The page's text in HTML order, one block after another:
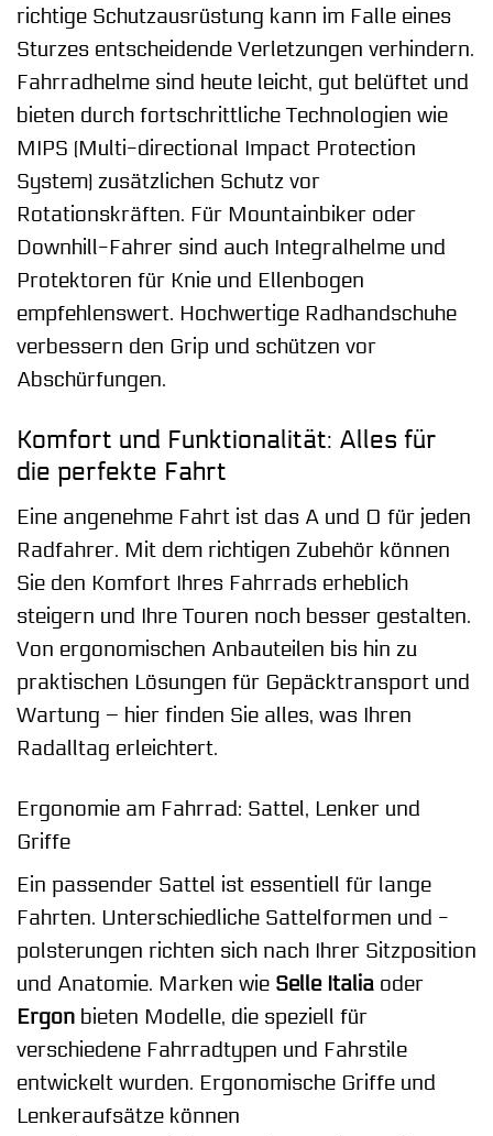
richtige Schutzausrüstung kann im Falle eines
Sturzes entscheidende Verletzungen verhindern.
Fahrradhelme sind heute leicht, gut belüftet und
bieten durch fortschrittliche Technologien wie
MIPS (Multi-directional Impact Protection
System) zusätzlichen Schutz vor
Rotationskräften. Für Mountainbiker oder
Downhill-Fahrer sind auch Integralhelme und
Protektoren für Knie und Ellenbogen
empfehlenswert. Hochwertige Radhandschuhe
verbessern den Grip und schützen vor
Abschürfungen.
Komfort und Funktionalität: Alles für
die perfekte Fahrt
Eine angenehme Fahrt ist das A und O für jeden
Radfahrer. Mit dem richtigen Zubehör können
Sie den Komfort Ihres Fahrrads erheblich
steigern und Ihre Touren noch besser gestalten.
Von ergonomischen Anbauteilen bis hin zu
praktischen Lösungen für Gepäcktransport und
Wartung – hier finden Sie alles, was Ihren
Radalltag erleichtert.
Ergonomie am Fahrrad: Sattel, Lenker und
Griffe
Ein passender Sattel ist essentiell für lange
Fahrten. Unterschiedliche Sattelformen und -
polsterungen richten sich nach Ihrer Sitzposition
und Anatomie. Marken wie Selle Italia oder
Ergon bieten Modelle, die speziell für
verschiedene Fahrradtypen und Fahrstile
entwickelt wurden. Ergonomische Griffe und
Lenkeraufsätze können